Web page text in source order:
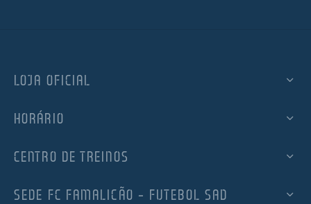
LOJA OFICIAL
HORÁRIO
CENTRO DE TREINOS
SEDE FC FAMALICÃO – FUTEBOL SAD